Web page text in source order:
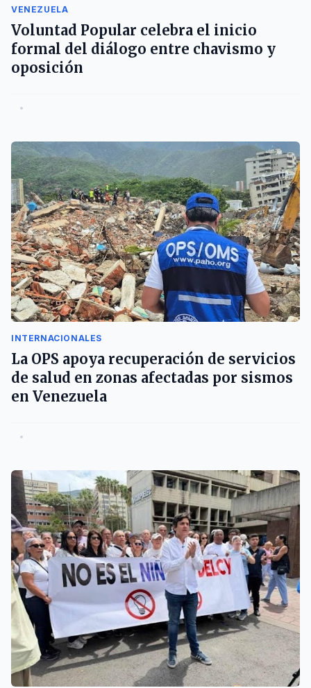
VENEZUELA
Voluntad Popular celebra el inicio
formal del diálogo entre chavismo y
oposición
•
INTERNACIONALES
La OPS apoya recuperación de servicios
de salud en zonas afectadas por sismos
en Venezuela
•